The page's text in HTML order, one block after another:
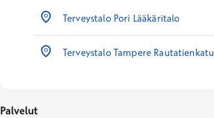
Terveystalo Pori Lääkäritalo
Terveystalo Tampere Rautatienkatu
Palvelut